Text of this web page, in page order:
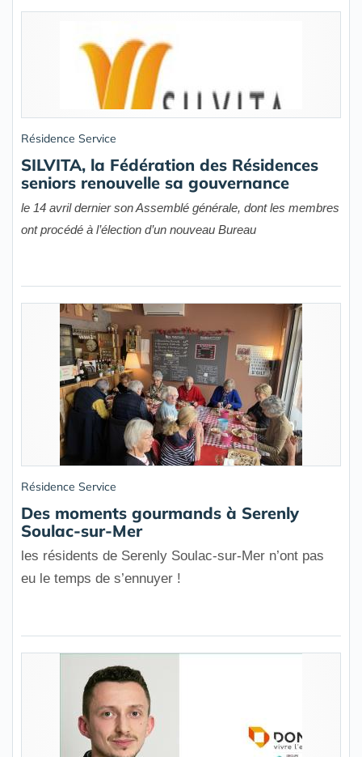
Résidence Service
SILVITA, la Fédération des Résidences
seniors renouvelle sa gouvernance
le 14 avril dernier son Assemblé générale, dont les membres
ont procédé à l’élection d’un nouveau Bureau
Résidence Service
Des moments gourmands à Serenly
Soulac-sur-Mer
les résidents de Serenly Soulac-sur-Mer n’ont pas
eu le temps de s’ennuyer !